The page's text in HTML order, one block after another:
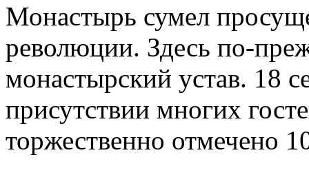
Монастырь сумел
революции. Здесь по-
монастырский устав. 18
присутствии многих
торжественно отмечено